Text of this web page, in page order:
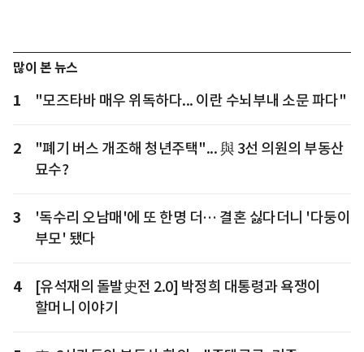
많이 본 뉴스
1 "모즈타바 매우 위독하다... 이란 수뇌부내 소문 파다"
2
"폐기 버스 개조해 청년주택"... 與 3선 의원의 부동산
묘수?
3
'독수리 오남매'에 또 한명 더… 결혼 싫다더니 '다둥이
부모' 됐다
4
[유석재의 돌발史전 2.0] 박정희 대통령과 욕쟁이
할머니 이야기